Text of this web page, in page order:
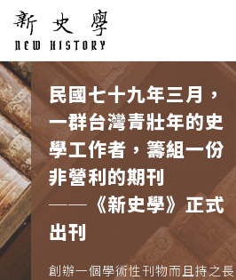
民國七十九年三月，
一群台灣青壯年的史
學工作者，籌組一份
非營利的期刊
──《新史學》正式
出刊
創辦一個學術性刊物而且持之長